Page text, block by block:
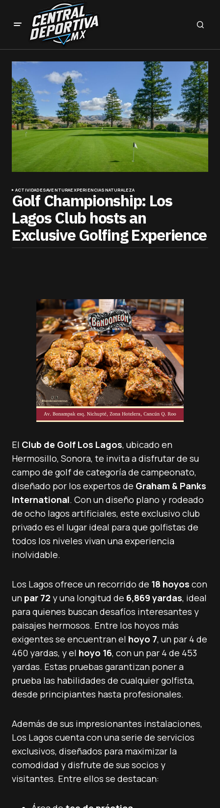
ACTIVIDADESAVENTURAEXPERIENCIASNATURALEZA
Golf Championship: Los
Lagos Club hosts an
Exclusive Golfing Experience
El Club de Golf Los Lagos, ubicado en
Hermosillo, Sonora, te invita a disfrutar de su
campo de golf de categoría de campeonato,
diseñado por los expertos de Graham & Panks
International. Con un diseño plano y rodeado
de ocho lagos artificiales, este exclusivo club
privado es el lugar ideal para que golfistas de
todos los niveles vivan una experiencia
inolvidable.
Los Lagos ofrece un recorrido de 18 hoyos con
un par 72 y una longitud de 6,869 yardas, ideal
para quienes buscan desafíos interesantes y
paisajes hermosos. Entre los hoyos más
exigentes se encuentran el hoyo 7, un par 4 de
460 yardas, y el hoyo 16, con un par 4 de 453
yardas. Estas pruebas garantizan poner a
prueba las habilidades de cualquier golfista,
desde principiantes hasta profesionales.
Además de sus impresionantes instalaciones,
Los Lagos cuenta con una serie de servicios
exclusivos, diseñados para maximizar la
comodidad y disfrute de sus socios y
visitantes. Entre ellos se destacan: